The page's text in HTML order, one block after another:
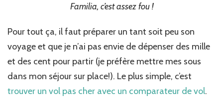
Familia, c’est assez fou !
Pour tout ça, il faut préparer un tant soit peu son
voyage et que je n’ai pas envie de dépenser des mille
et des cent pour partir (je préfère mettre mes sous
dans mon séjour sur place!). Le plus simple, c’est
trouver un vol pas cher avec un comparateur de vol.